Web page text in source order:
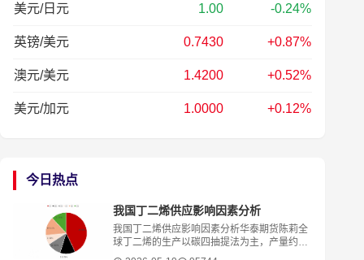
美元/日元 1.00 -0.24%
英镑/美元 0.7430 +0.87%
澳元/美元 1.4200 +0.52%
美元/加元 1.0000 +0.12%
今日热点
我国丁二烯供应影响因素分析
我国丁二烯供应影响因素分析华泰期货陈莉全
球丁二烯的生产以碳四抽提法为主，产量约占
95%，辅以丁烯/丁烷脱氢法。C4主要是乙烯